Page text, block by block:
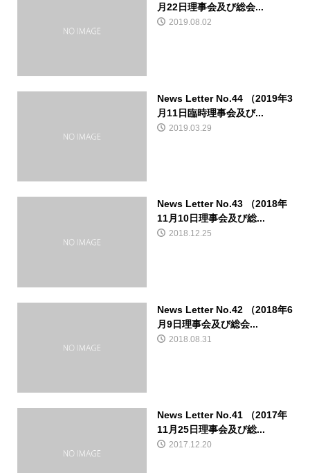
月22日理事会及び総会...
2019.08.02
News Letter No.44 （2019年3
月11日臨時理事会及び...
2019.03.29
News Letter No.43 （2018年
11月10日理事会及び総...
2018.12.25
News Letter No.42 （2018年6
月9日理事会及び総会...
2018.08.31
News Letter No.41 （2017年
11月25日理事会及び総...
2017.12.20